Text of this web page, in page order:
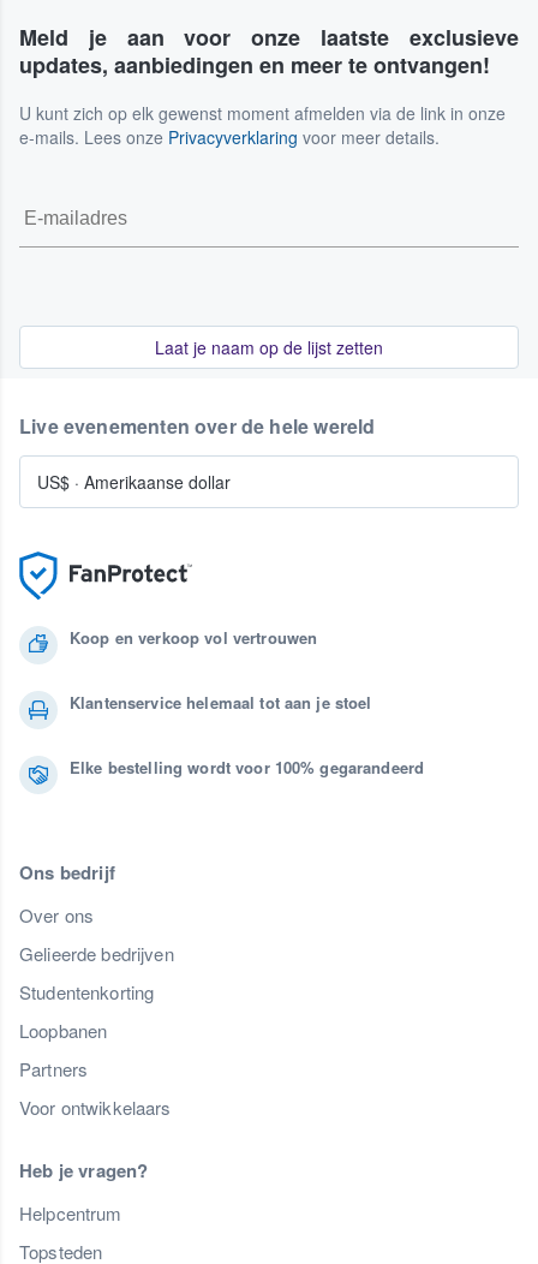
Meld je aan voor onze laatste exclusieve
updates, aanbiedingen en meer te ontvangen!
U kunt zich op elk gewenst moment afmelden via de link in onze
e-mails. Lees onze Privacyverklaring voor meer details.
Laat je naam op de lijst zetten
Koop en verkoop vol vertrouwen
Klantenservice helemaal tot aan je stoel
Elke bestelling wordt voor 100% gegarandeerd
Ons bedrijf
Over ons
Gelieerde bedrijven
Studentenkorting
Loopbanen
Partners
Voor ontwikkelaars
Heb je vragen?
Helpcentrum
Topsteden
Live evenementen over de hele wereld
US$ · Amerikaanse dollar